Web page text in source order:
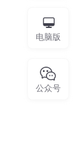
电脑版
公众号